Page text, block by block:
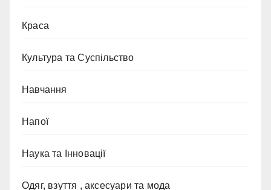
Краса
Культура та Суспільство
Навчання
Напої
Наука та Інновації
Одяг, взуття , аксесуари та мода